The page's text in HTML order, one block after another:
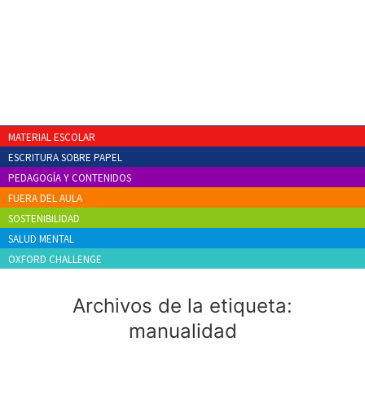
MATERIAL ESCOLAR
ESCRITURA SOBRE PAPEL
PEDAGOGÍA Y CONTENIDOS
FUERA DEL AULA
SOSTENIBILIDAD
SALUD MENTAL
OXFORD CHALLENGE
Archivos de la etiqueta:
manualidad